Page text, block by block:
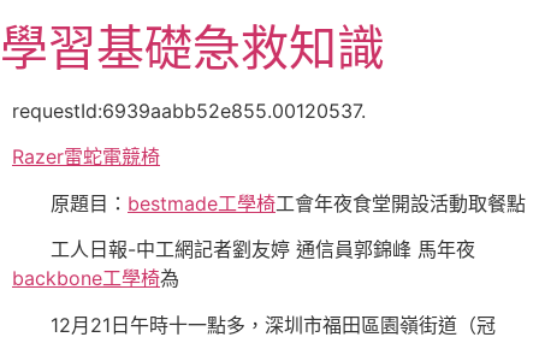
至
主
容
學習基礎急救知識
requestId:6939aabb52e855.00120537.
Razer雷蛇電競椅
原題目： bestmade工學椅工會年夜食堂開設活動取餐點
工人日報-中工網記者劉友婷 通信員郭錦峰 馬年夜
backbone工學椅為
12月21日午時十一點多，深圳市福田區園嶺街道（冠